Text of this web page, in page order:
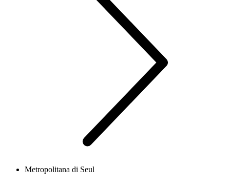
Metropolitana di Seul